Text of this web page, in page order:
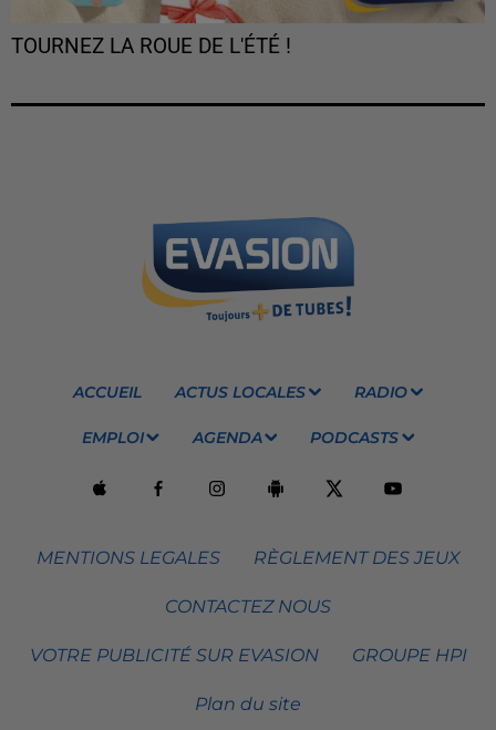
TOURNEZ LA ROUE DE L'ÉTÉ !
ACCUEIL ACTUS LOCALES RADIO
EMPLOI AGENDA PODCASTS
MENTIONS LEGALES RÈGLEMENT DES JEUX
CONTACTEZ NOUS
VOTRE PUBLICITÉ SUR EVASION GROUPE HPI
Plan du site